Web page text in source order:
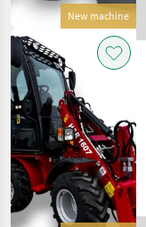
New machine